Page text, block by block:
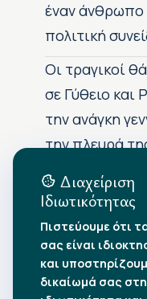
έναν άνθρωπο
πολιτική
Οι τραγικοί
σε Γύθειο και
την ανάγκη
την πλευρά
Αρχείο
•Αύγουστος
•Ιούλιος 2026
•Ιούνιος 2026
Διαχείριση
Ιδιωτικότητας
Πιστεύουμε ότι
σας είναι
και
δικαίωμά σας